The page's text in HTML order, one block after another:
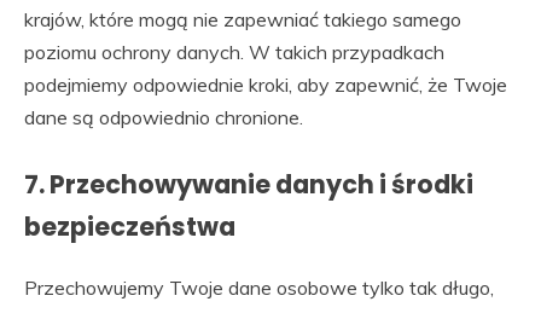
krajów, które mogą nie zapewniać takiego samego
poziomu ochrony danych. W takich przypadkach
podejmiemy odpowiednie kroki, aby zapewnić, że Twoje
dane są odpowiednio chronione.
7. Przechowywanie danych i środki
bezpieczeństwa
Przechowujemy Twoje dane osobowe tylko tak długo,